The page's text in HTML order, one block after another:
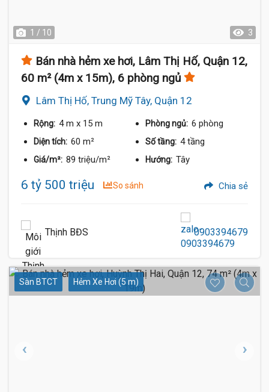
1 / 10 3
Bán nhà hẻm xe hơi, Lâm Thị Hố, Quận 12,
60 m² (4m x 15m), 6 phòng ngủ
Lâm Thị Hố, Trung Mỹ Tây, Quận 12
Rộng: 4 m x 15 m Phòng ngủ: 6 phòng
Diện tích: 60 m² Số tầng: 4 tầng
Giá/m²: 89 triệu/m² Hướng: Tây
6 tỷ 500 triệu So sánh Chia sẻ
Thịnh BĐS 0903394679
Sàn BTCT Hẻm Xe Hơi (5 m)